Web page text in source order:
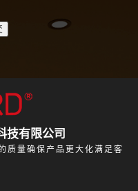
技有限公司
质量确保产品更大化满足客